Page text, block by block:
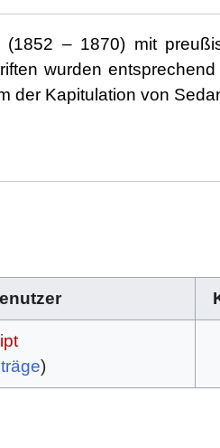
– 1870) mit
wurden
der Kapitulation von
)